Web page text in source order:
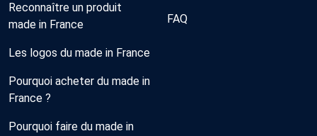
Reconnaître un produit
made in France
Les logos du made in France
Pourquoi acheter du made in
France ?
Pourquoi faire du made in
FAQ